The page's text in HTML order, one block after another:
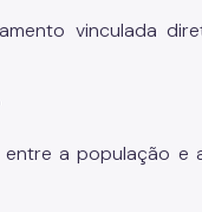
vinculada
a população e